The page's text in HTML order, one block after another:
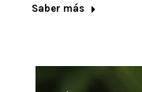
Saber más